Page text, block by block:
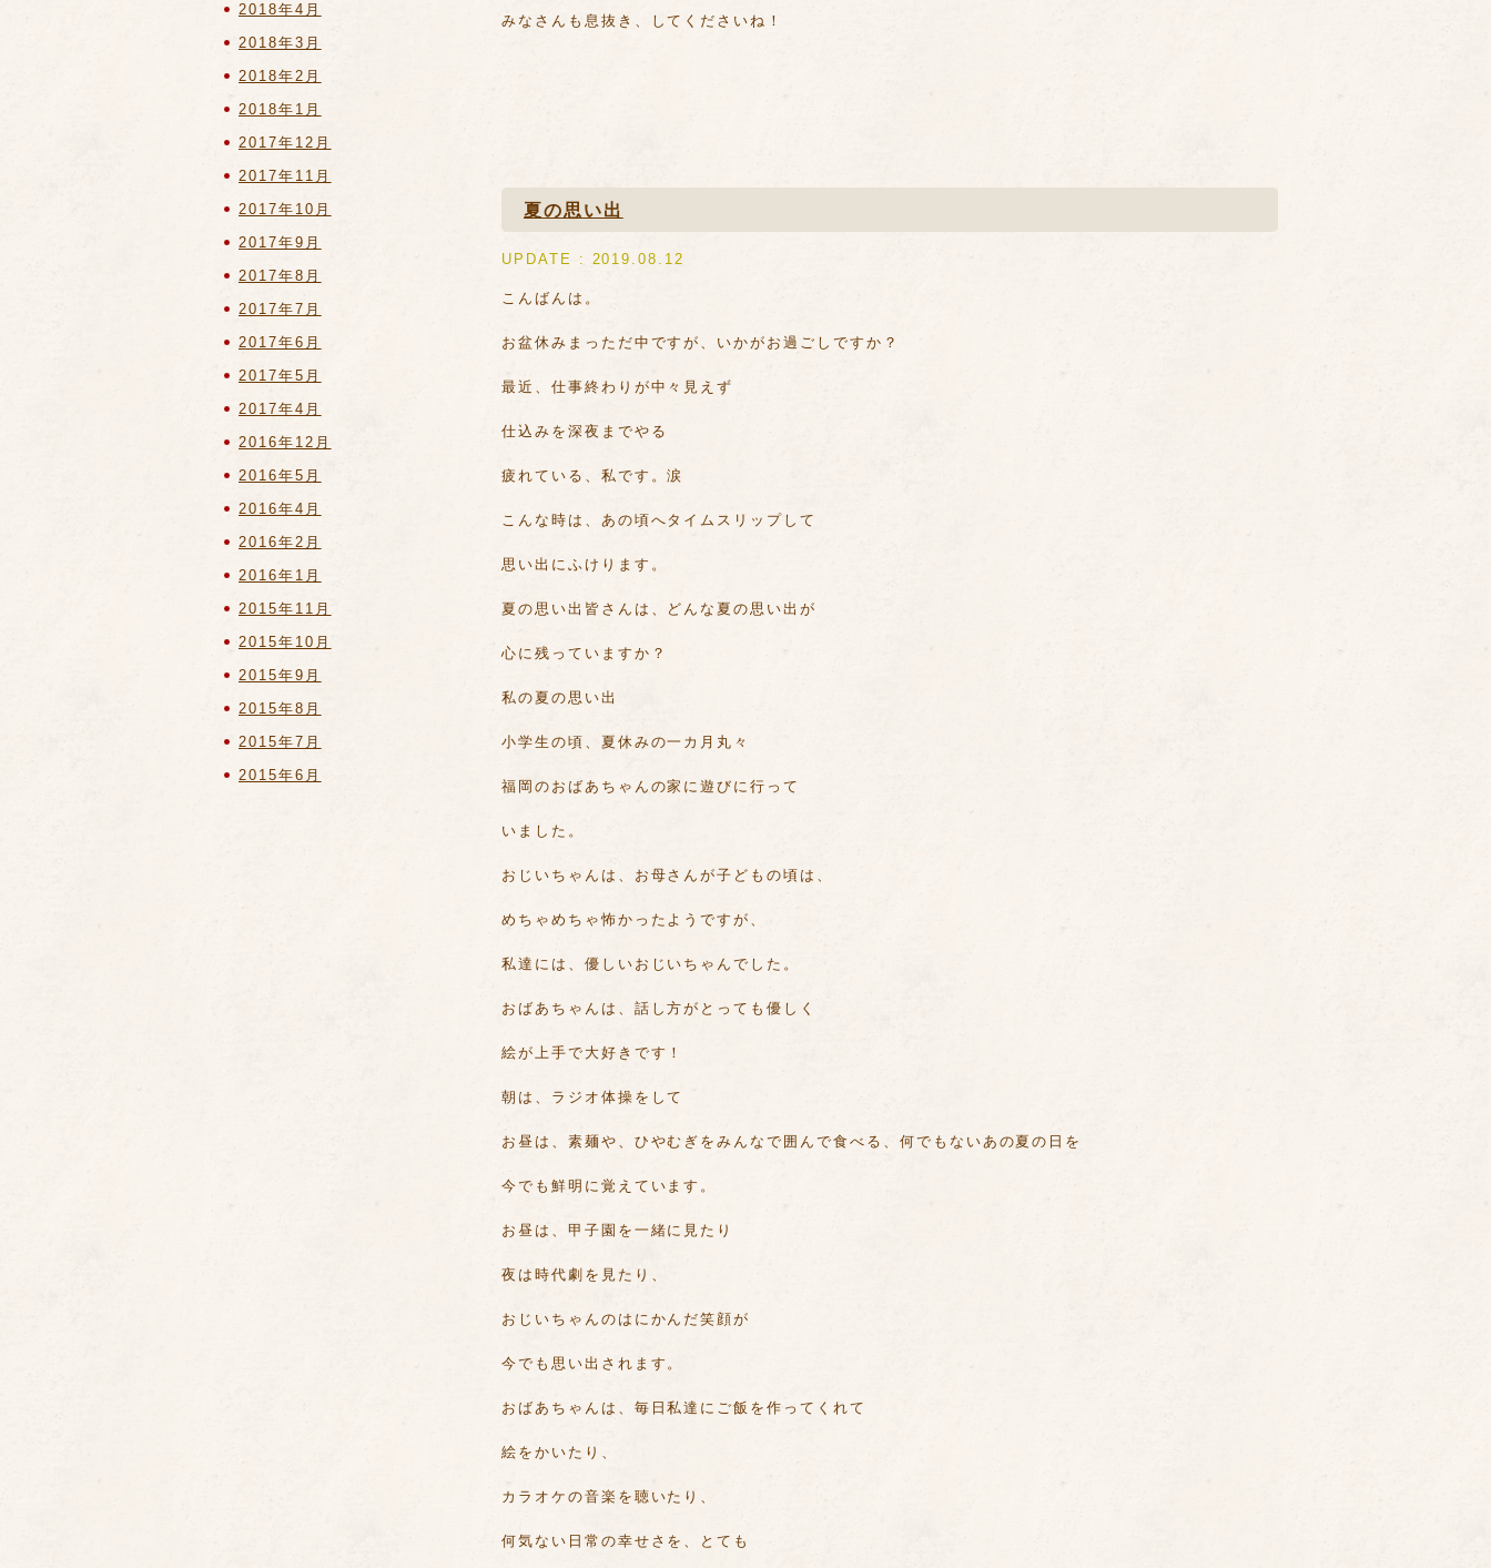
2018年4月
2018年3月
2018年2月
2018年1月
2017年12月
2017年11月
2017年10月
2017年9月
2017年8月
2017年7月
2017年6月
2017年5月
2017年4月
2016年12月
2016年5月
2016年4月
2016年2月
2016年1月
2015年11月
2015年10月
2015年9月
2015年8月
2015年7月
2015年6月
みなさんも息抜き、してくださいね！
夏の思い出
UPDATE : 2019.08.12
こんばんは。
お盆休みまっただ中ですが、いかがお過ごしですか？
最近、仕事終わりが中々見えず
仕込みを深夜までやる
疲れている、私です。涙
こんな時は、あの頃へタイムスリップして
思い出にふけります。
夏の思い出皆さんは、どんな夏の思い出が
心に残っていますか？
私の夏の思い出
小学生の頃、夏休みの一カ月丸々
福岡のおばあちゃんの家に遊びに行って
いました。
おじいちゃんは、お母さんが子どもの頃は、
めちゃめちゃ怖かったようですが、
私達には、優しいおじいちゃんでした。
おばあちゃんは、話し方がとっても優しく
絵が上手で大好きです！
朝は、ラジオ体操をして
お昼は、素麺や、ひやむぎをみんなで囲んで食べる、何でもないあの夏の日を
今でも鮮明に覚えています。
お昼は、甲子園を一緒に見たり
夜は時代劇を見たり、
おじいちゃんのはにかんだ笑顔が
今でも思い出されます。
おばあちゃんは、毎日私達にご飯を作ってくれて
絵をかいたり、
カラオケの音楽を聴いたり、
何気ない日常の幸せさを、とても